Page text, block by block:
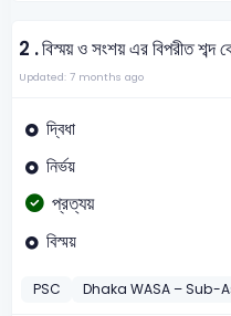
2 .বিস্ময় ও সংশয় এর বিপরীত শব্দ
Updated: 7 months ago
দ্বিধা
নির্ভয়
প্রত্যয়
বিস্ময়
PSC Dhaka WASA – Sub-